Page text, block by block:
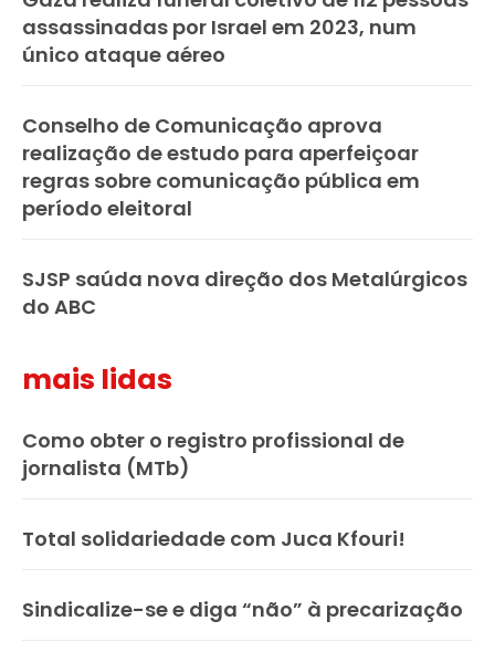
assassinadas por Israel em 2023, num
único ataque aéreo
Conselho de Comunicação aprova
realização de estudo para aperfeiçoar
regras sobre comunicação pública em
período eleitoral
SJSP saúda nova direção dos Metalúrgicos
do ABC
mais lidas
Como obter o registro profissional de
jornalista (MTb)
Total solidariedade com Juca Kfouri!
Sindicalize-se e diga “não” à precarização